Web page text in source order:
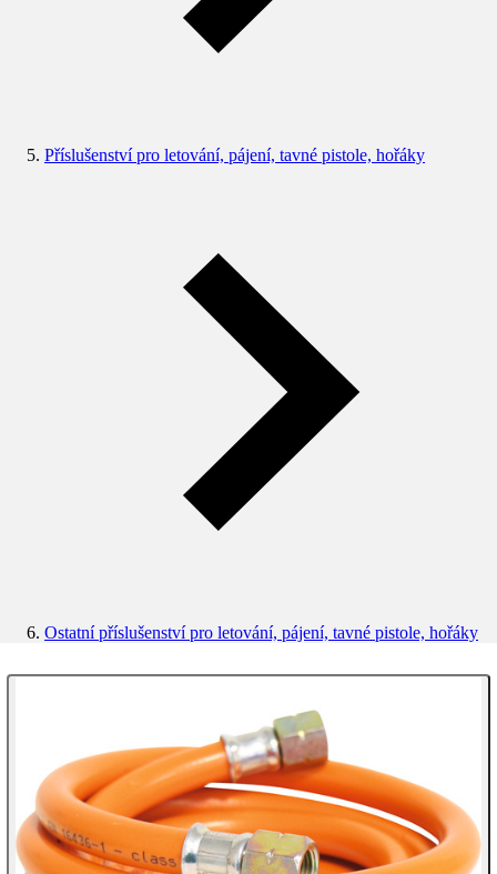
Příslušenství pro letování, pájení, tavné pistole, hořáky
Ostatní příslušenství pro letování, pájení, tavné pistole, hořáky